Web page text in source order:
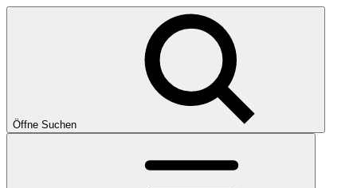
Öffne Suchen